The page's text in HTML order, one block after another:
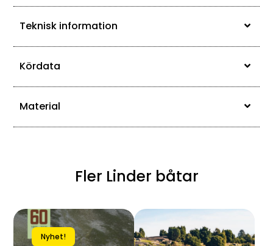
Teknisk information
Kördata
Material
Fler Linder båtar
Nyhet!